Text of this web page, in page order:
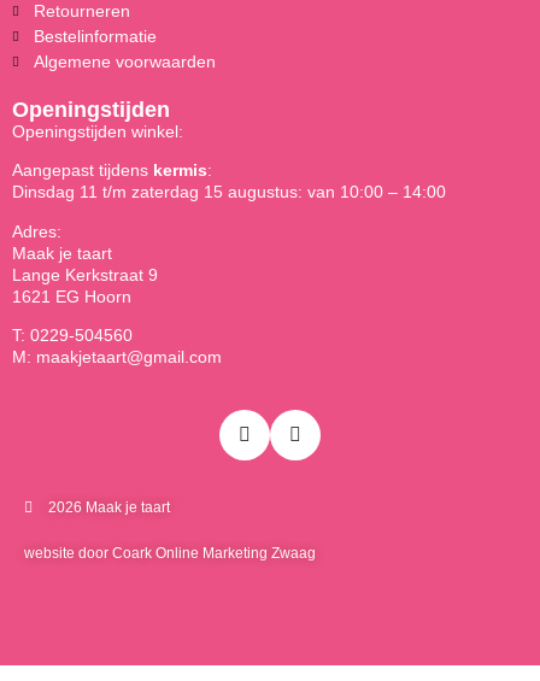
Retourneren
Bestelinformatie
Algemene voorwaarden
Openingstijden
Openingstijden winkel:
Aangepast tijdens kermis:
Dinsdag 11 t/m zaterdag 15 augustus: van 10:00 – 14:00
Adres:
Maak je taart
Lange Kerkstraat 9
1621 EG Hoorn
T: 0229-504560
M: maakjetaart@gmail.com
2026 Maak je taart
website door Coark Online Marketing Zwaag